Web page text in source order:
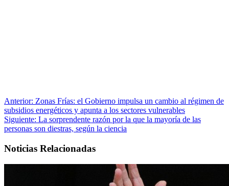
Anterior: Zonas Frías: el Gobierno impulsa un cambio al régimen de
subsidios energéticos y apunta a los sectores vulnerables
Siguiente: La sorprendente razón por la que la mayoría de las
personas son diestras, según la ciencia
Noticias Relacionadas